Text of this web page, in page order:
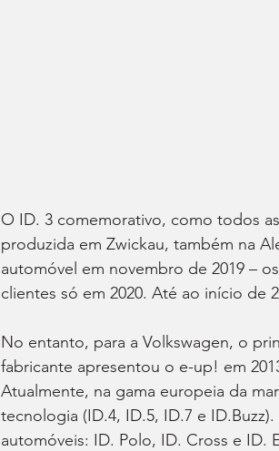
O ID. 3 comemorativo, como todos
produzida em Zwickau, também na
automóvel em novembro de 2019 –
clientes só em 2020. Até ao início de
No entanto, para a Volkswagen, o
fabricante apresentou o e-up! em
Atualmente, na gama europeia da
tecnologia (ID.4, ID.5, ID.7 e
automóveis: ID. Polo, ID. Cross e ID.